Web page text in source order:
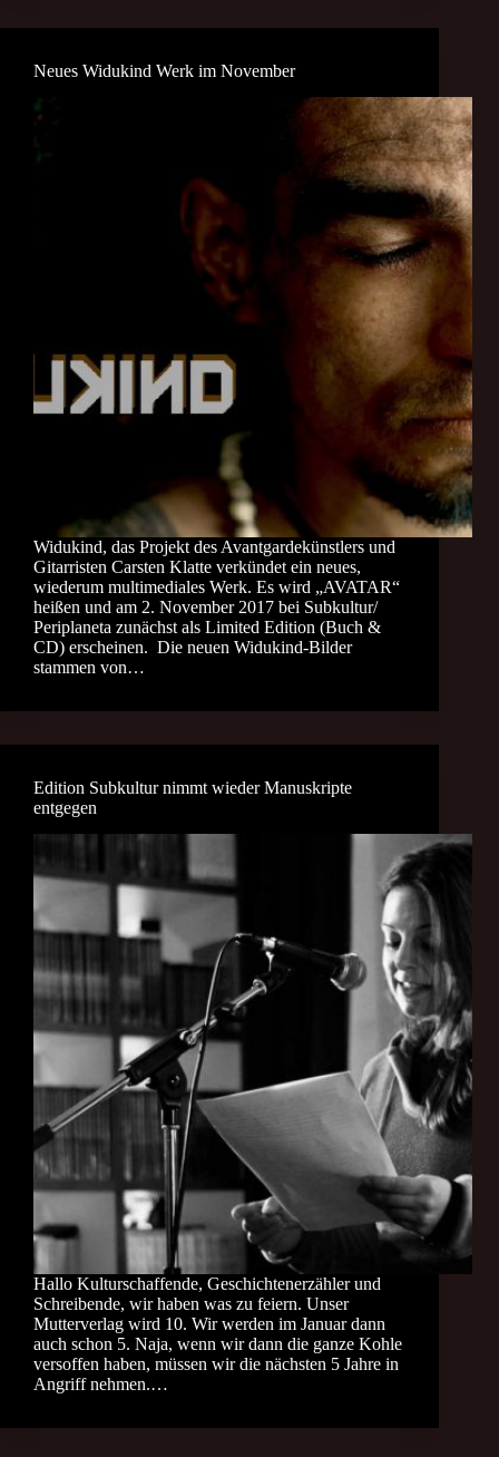
Neues Widukind Werk im November
Widukind, das Projekt des Avantgardekünstlers und
Gitarristen Carsten Klatte verkündet ein neues,
wiederum multimediales Werk. Es wird „AVATAR“
heißen und am 2. November 2017 bei Subkultur/
Periplaneta zunächst als Limited Edition (Buch &
CD) erscheinen. Die neuen Widukind-Bilder
stammen von…
Edition Subkultur nimmt wieder Manuskripte
entgegen
Hallo Kulturschaffende, Geschichtenerzähler und
Schreibende, wir haben was zu feiern. Unser
Mutterverlag wird 10. Wir werden im Januar dann
auch schon 5. Naja, wenn wir dann die ganze Kohle
versoffen haben, müssen wir die nächsten 5 Jahre in
Angriff nehmen.…